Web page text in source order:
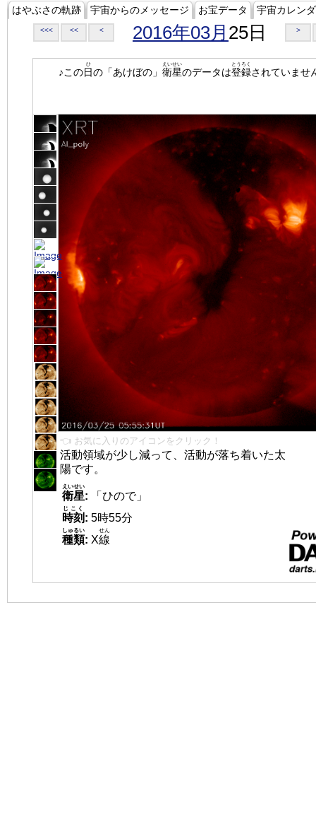
はやぶさの軌跡 宇宙からのメッセージ お宝データ 宇宙カレン
<<< << < 2016年03月 25日 >
♪この日
ひ
の「あけぼの」 衛星
えいせい
のデータは登録
とうろく
されていませ
👈 お気に入りのアイコンをクリック！
活動領域が少し減って、活動が落ち着いた太
陽です。
衛星
えいせい
:
「ひので」
時刻
じこく
: 5時55分
種類
しゅるい
: X線
せん